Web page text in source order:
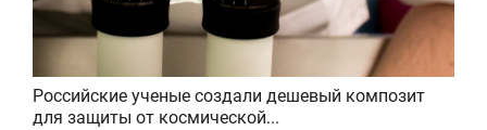
Российские ученые создали дешевый композит
для защиты от космической...